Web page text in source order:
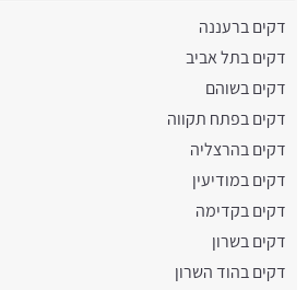
דקים ברעננה
דקים בתל אביב
דקים בשוהם
דקים בפתח תקווה
דקים בהרצליה
דקים במודיעין
דקים בקדימה
דקים בשרון
דקים בהוד השרון